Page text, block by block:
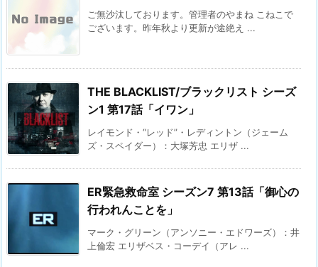
ご無沙汰しております。管理者のやまね こねこで
ございます。昨年秋より更新が途絶え ...
THE BLACKLIST/ブラックリスト シーズ
ン1 第17話「イワン」
レイモンド・“レッド”・レディントン（ジェーム
ズ・スペイダー）：大塚芳忠 エリザ ...
ER緊急救命室 シーズン7 第13話「御心の
行われんことを」
マーク・グリーン（アンソニー・エドワーズ）：井
上倫宏 エリザベス・コーデイ（アレ ...